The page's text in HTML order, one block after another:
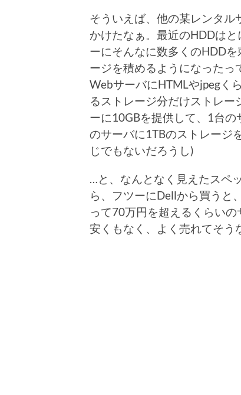
そういえば、他の某レンタ
かけたなぁ。最近のHDDは
ーにそんなに数多くのHDD
ージを積めるようになった
WebサーバにHTMLやjpegく
るストレージ分だけストレ
ーに10GBを提供して、1台
のサーバに1TBのストレージ
じでもないだろうし)
…と、なんとなく見えたスペ
ら、フツーにDellから買うと
って70万円を超えるくらい
安くもなく、よく売れてそう